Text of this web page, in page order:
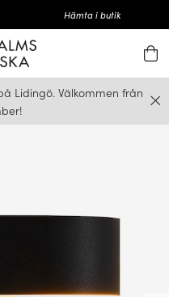
Hämta i butik
Lidingö. Välkommen från